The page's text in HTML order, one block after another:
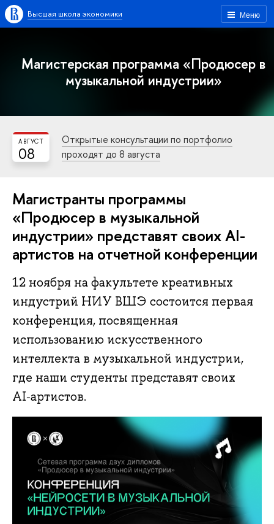
Меню
Высшая школа экономики
Магистерская программа «Продюсер в
музыкальной индустрии»
08
АВГУСТ
Открытые консультации по портфолио
проходят до 8 августа
Магистранты программы
«Продюсер в музыкальной
индустрии» представят своих AI-
артистов на отчетной конференции
12 ноября на факультете креативных
индустрий НИУ ВШЭ состоится первая
конференция, посвященная
использованию искусственного
интеллекта в музыкальной индустрии,
где наши студенты представят своих
AI‑артистов.